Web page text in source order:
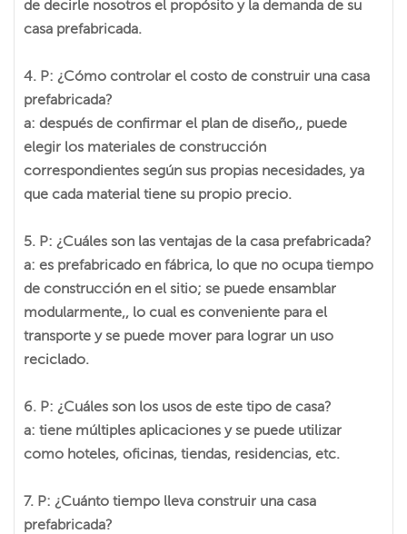
de decirle nosotros el propósito y la demanda de su
casa prefabricada.
4. P: ¿Cómo controlar el costo de construir una casa
prefabricada?
a: después de confirmar el plan de diseño,, puede
elegir los materiales de construcción
correspondientes según sus propias necesidades, ya
que cada material tiene su propio precio.
5. P: ¿Cuáles son las ventajas de la casa prefabricada?
a: es prefabricado en fábrica, lo que no ocupa tiempo
de construcción en el sitio; se puede ensamblar
modularmente,, lo cual es conveniente para el
transporte y se puede mover para lograr un uso
reciclado.
6. P: ¿Cuáles son los usos de este tipo de casa?
a: tiene múltiples aplicaciones y se puede utilizar
como hoteles, oficinas, tiendas, residencias, etc.
7. P: ¿Cuánto tiempo lleva construir una casa
prefabricada?